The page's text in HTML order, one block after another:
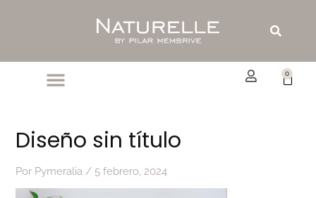
Buscar
0
Diseño sin título
Por Pymeralia / 5 febrero, 2024